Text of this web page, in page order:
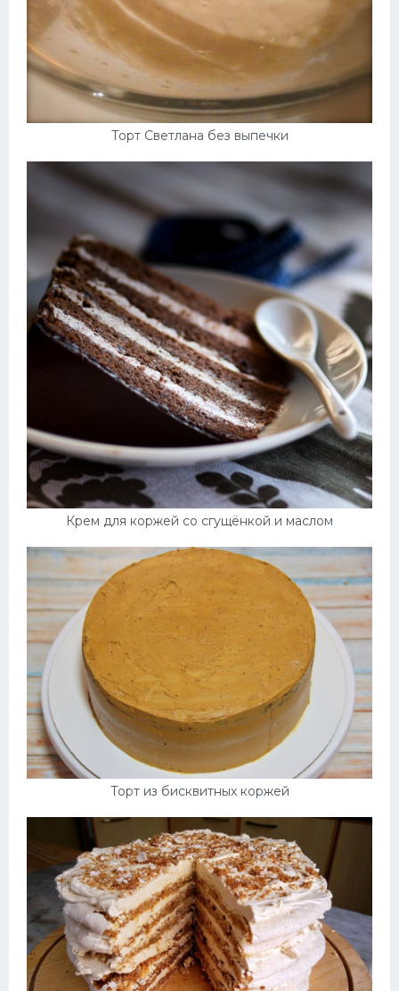
Торт Светлана без выпечки
Крем для коржей со сгущёнкой и маслом
Торт из бисквитных коржей